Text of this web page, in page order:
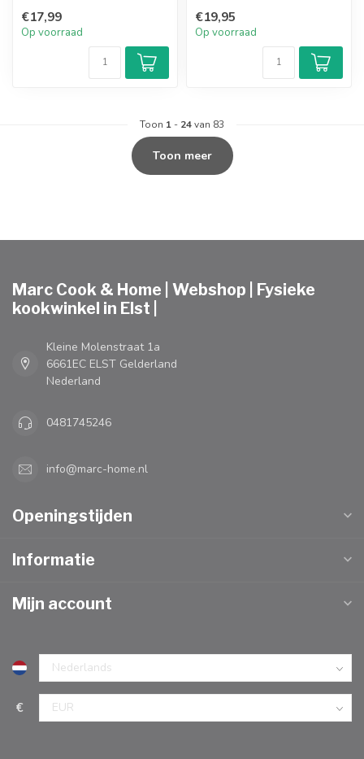
€17,99
Op voorraad
✓ RVS D...
€19,95
Op voorraad
Toon 1 - 24van 83
Toon meer
Marc Cook & Home | Webshop | Fysieke
kookwinkel in Elst |
Kleine Molenstraat 1a
6661EC ELST Gelderland
Nederland
0481745246
info@marc-home.nl
Openingstijden
Informatie
Mijn account
€